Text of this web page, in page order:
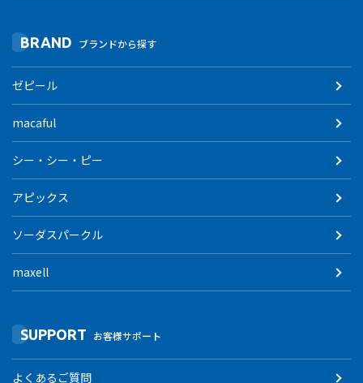
BRAND ブランドから探す
ゼピール
macaful
シー・シー・ピー
アピックス
ソーダスパークル
maxell
SUPPORT お客様サポート
よくあるご質問